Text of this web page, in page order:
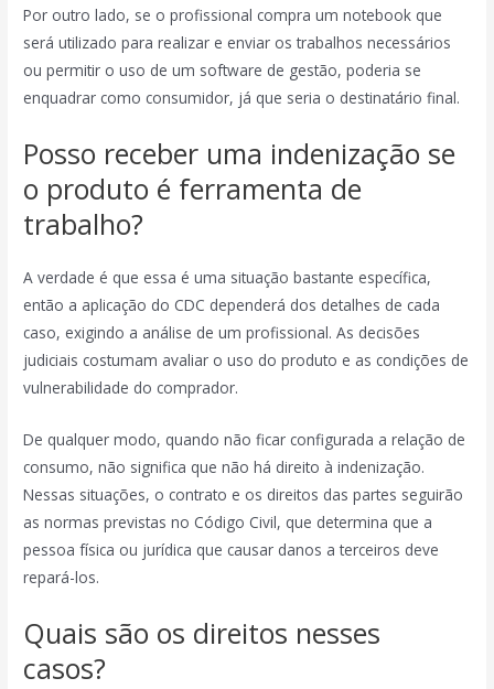
Por outro lado, se o profissional compra um notebook que
será utilizado para realizar e enviar os trabalhos necessários
ou permitir o uso de um software de gestão, poderia se
enquadrar como consumidor, já que seria o destinatário final.
Posso receber uma indenização se
o produto é ferramenta de
trabalho?
A verdade é que essa é uma situação bastante específica,
então a aplicação do CDC dependerá dos detalhes de cada
caso, exigindo a análise de um profissional. As decisões
judiciais costumam avaliar o uso do produto e as condições de
vulnerabilidade do comprador.
De qualquer modo, quando não ficar configurada a relação de
consumo, não significa que não há direito à indenização.
Nessas situações, o contrato e os direitos das partes seguirão
as normas previstas no Código Civil, que determina que a
pessoa física ou jurídica que causar danos a terceiros deve
repará-los.
Quais são os direitos nesses
casos?